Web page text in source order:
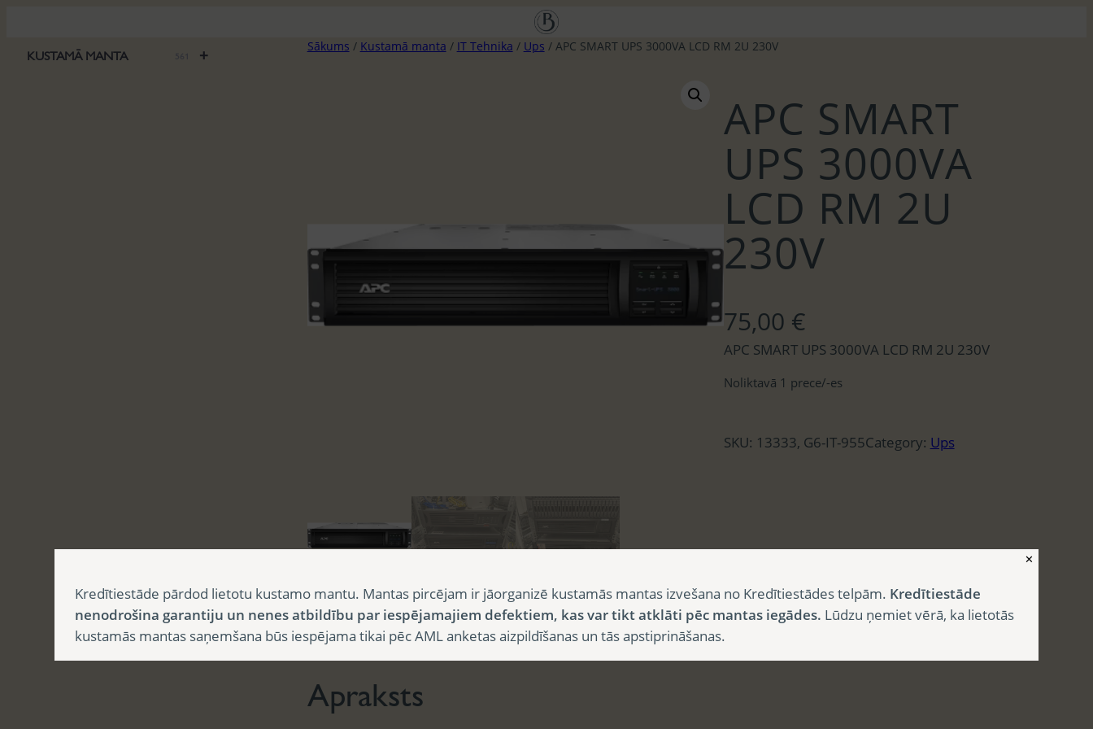
saturu
+
KUSTAMĀ MANTA
Sākums / Kustamā manta / IT Tehnika / Ups / APC SMART UPS 3000VA LCD RM 2U 230V
APC SMART
UPS 3000VA
LCD RM 2U
230V
75,00 €
APC SMART UPS 3000VA LCD RM 2U 230V
Noliktavā 1 prece/-es
SKU: 13333, G6-IT-955Category: Ups
Apraksts
Apraksts
✕
Kredītiestāde pārdod lietotu kustamo mantu. Mantas pircējam ir jāorganizē kustamās mantas izvešana no Kredītiestādes telpām. Kredītiestāde
nenodrošina garantiju un nenes atbildību par iespējamajiem defektiem, kas var tikt atklāti pēc mantas iegādes. Lūdzu ņemiet vērā, ka lietotās
kustamās mantas saņemšana būs iespējama tikai pēc AML anketas aizpildīšanas un tās apstiprināšanas.